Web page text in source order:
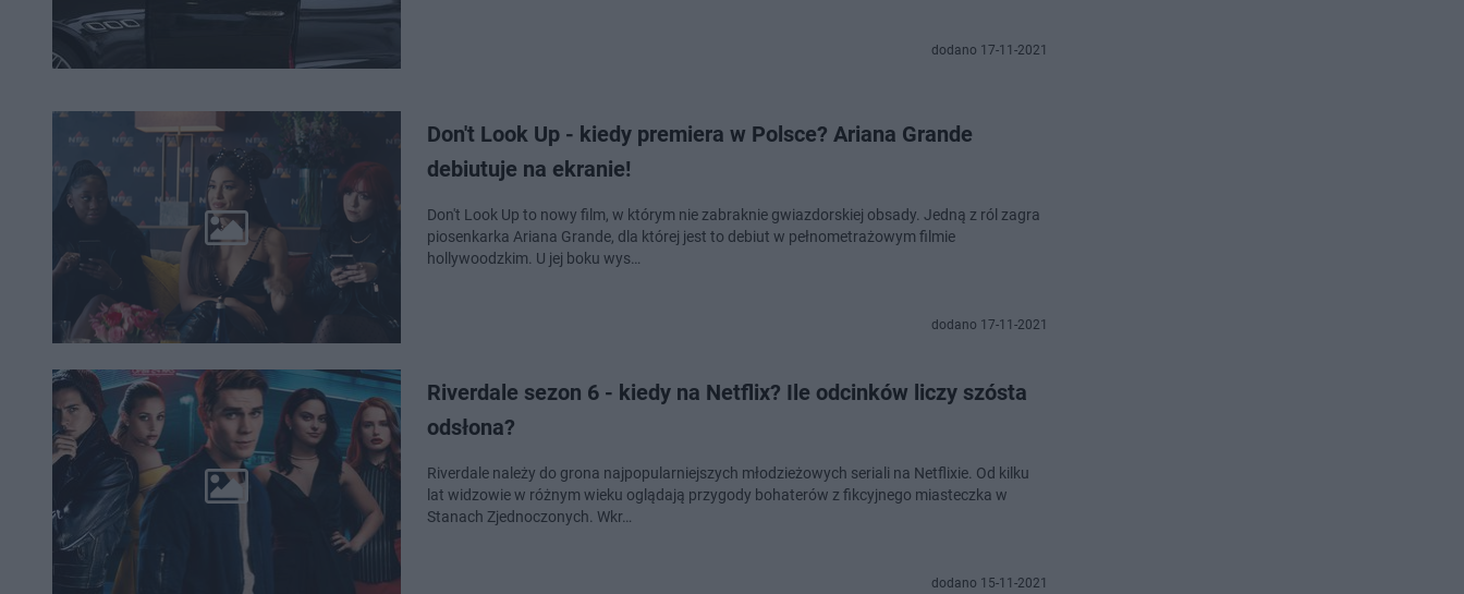
dodano 17-11-2021
Don't Look Up - kiedy premiera w Polsce? Ariana Grande
debiutuje na ekranie!
Don't Look Up to nowy film, w którym nie zabraknie gwiazdorskiej obsady. Jedną z ról zagra
piosenkarka Ariana Grande, dla której jest to debiut w pełnometrażowym filmie
hollywoodzkim. U jej boku wys…
dodano 17-11-2021
Riverdale sezon 6 - kiedy na Netflix? Ile odcinków liczy szósta
odsłona?
Riverdale należy do grona najpopularniejszych młodzieżowych seriali na Netflixie. Od kilku
lat widzowie w różnym wieku oglądają przygody bohaterów z fikcyjnego miasteczka w
Stanach Zjednoczonych. Wkr…
dodano 15-11-2021